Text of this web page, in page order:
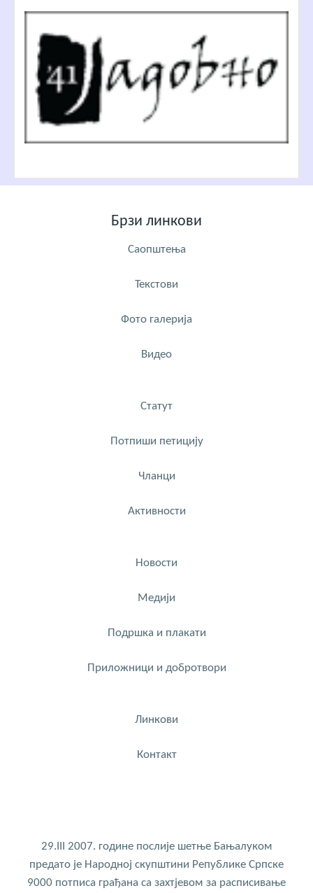
Брзи линкови
Саопштења
Текстови
Фото галерија
Видео
Статут
Потпиши петицију
Чланци
Активности
Новости
Медији
Подршка и плакати
Приложници и добротвори
Линкови
Контакт
29.III 2007. године послије шетње Бањалуком
предато је Народној скупштини Републике Српске
9000 потписа грађана са захтјевом за расписивање